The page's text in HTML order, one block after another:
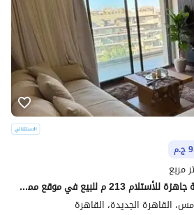
فرصة استثنائية للشراء شقة جاهزة للأستلام 213 م للبيع في موقع مميز في كمبوند فيليت Villette by SODIC الجولدن سكوير التجمع الخامس القاهره الجديده 3 غرف
القاهرة الجديدة، القاهرة